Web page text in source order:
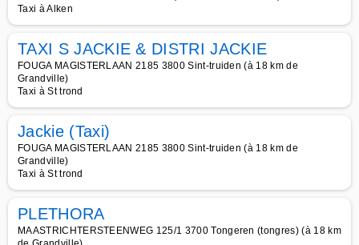
Taxi à Alken
TAXI S JACKIE & DISTRI JACKIE
FOUGA MAGISTERLAAN 2185 3800 Sint-truiden (à 18 km de
Grandville)
Taxi à St trond
Jackie (Taxi)
FOUGA MAGISTERLAAN 2185 3800 Sint-truiden (à 18 km de
Grandville)
Taxi à St trond
PLETHORA
MAASTRICHTERSTEENWEG 125/1 3700 Tongeren (tongres) (à 18 km